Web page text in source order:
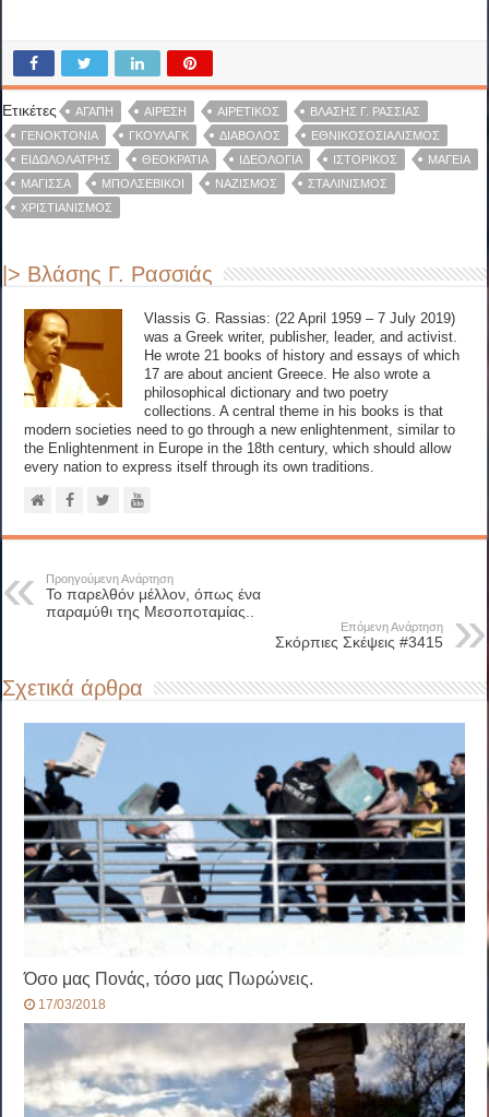
Ετικέτες ΑΓΆΠΗ ΑΊΡΕΣΗ ΑΙΡΕΤΙΚΌΣ
ΒΛΆΣΗΣ Γ. ΡΑΣΣΙΆΣ
ΓΕΝΟΚΤΟΝΊΑ
ΓΚΟΥΛΆΓΚ ΔΙΆΒΟΛΟΣ
ΕΘΝΙΚΟΣΟΣΙΑΛΙΣΜΌΣ
ΕΙΔΩΛΟΛΆΤΡΗΣ
ΘΕΟΚΡΑΤΊΑ ΙΔΕΟΛΟΓΊΑ ΙΣΤΟΡΙΚΌΣ
ΜΑΓΕΊΑ
ΜΆΓΙΣΣΑ
ΜΠΟΛΣΕΒΊΚΟΙ ΝΑΖΙΣΜΌΣ
ΣΤΑΛΙΝΙΣΜΌΣ
ΧΡΙΣΤΙΑΝΙΣΜΌΣ
|> Βλάσης Γ. Ρασσιάς
Vlassis G. Rassias: (22 April 1959 – 7 July 2019)
was a Greek writer, publisher, leader, and activist.
He wrote 21 books of history and essays of which
17 are about ancient Greece. He also wrote a
philosophical dictionary and two poetry
collections. A central theme in his books is that
modern societies need to go through a new enlightenment, similar to
the Enlightenment in Europe in the 18th century, which should allow
every nation to express itself through its own traditions.
Προηγούμενη Ανάρτηση
Το παρελθόν μέλλον, όπως ένα
παραμύθι της Μεσοποταμίας..
Επόμενη Ανάρτηση
Σκόρπιες Σκέψεις #3415
Σχετικά άρθρα
Όσο μας Πονάς, τόσο μας Πωρώνεις.
17/03/2018